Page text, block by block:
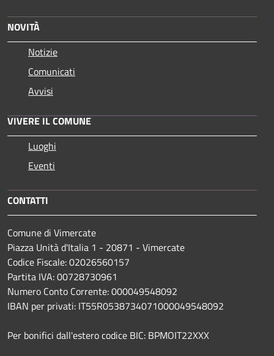
NOVITÀ
Notizie
Comunicati
Avvisi
VIVERE IL COMUNE
Luoghi
Eventi
CONTATTI
Comune di Vimercate
Piazza Unità d'Italia 1 - 20871 - Vimercate
Codice Fiscale: 02026560157
Partita IVA: 00728730961
Numero Conto Corrente: 000049548092
IBAN per privati: IT55R0538734071000049548092
Per bonifici dall'estero codice BIC: BPMOIT22XXX